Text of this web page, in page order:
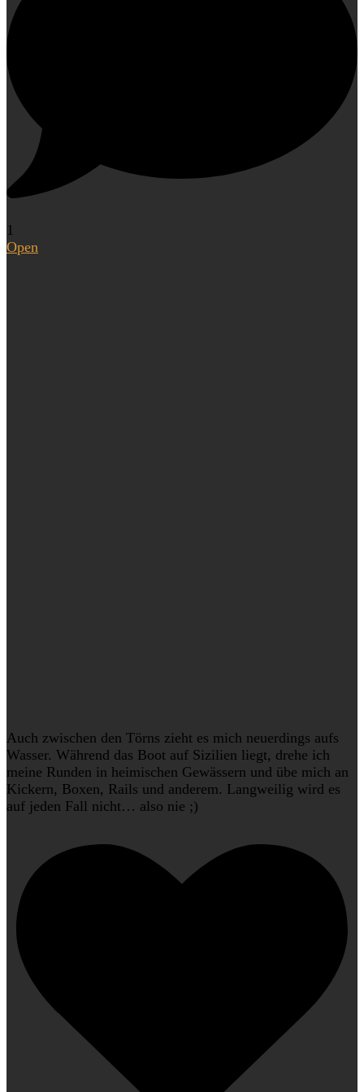
1
Open
Auch zwischen den Törns zieht es mich neuerdings aufs
Wasser. Während das Boot auf Sizilien liegt, drehe ich
meine Runden in heimischen Gewässern und übe mich an
Kickern, Boxen, Rails und anderem. Langweilig wird es
auf jeden Fall nicht… also nie ;)